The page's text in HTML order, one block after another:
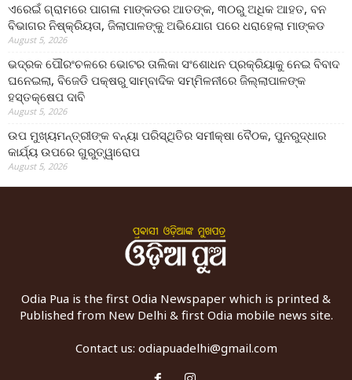
ଏରେଇଁ ଗ୍ରାମରେ ପାଗଳା ମାଙ୍କଡର ଆତଙ୍କ, ୩୦ରୁ ଅଧିକ ଆହତ, ବନ
ବିଭାଗର ନିଷ୍କ୍ରିୟତା, ଜିଲାପାଳଙ୍କୁ ଅଭିଯୋଗ ପରେ ଧରାହେଲା ମାଙ୍କଡ
August 5, 2026
ଭଦ୍ରକ ପୌରଂଚଳରେ ଭୋଟର ତାଲିକା ସଂଶୋଧନ ପ୍ରକ୍ରିୟାକୁ ନେଇ ବିବାଦ
ଘନେଇଲା, ବିଜେଡି ପକ୍ଷରୁ ସାମ୍ବାଦିକ ସମ୍ମିଳନୀରେ ଜିଲ୍ଲାପାଳଙ୍କ
ହସ୍ତକ୍ଷେପ ଦାବି
August 5, 2026
ଉପ ମୁଖ୍ୟମନ୍ତ୍ରୀଙ୍କ ବନ୍ୟା ପରିସ୍ଥିତିର ସମୀକ୍ଷା ବୈଠକ, ପୁନରୁଦ୍ଧାର
କାର୍ଯ୍ୟ ଉପରେ ଗୁରୁତ୍ୱାରୋପ
August 5, 2026
Odia Pua is the first Odia Newspaper which is printed &
Published from New Delhi & first Odia mobile news site.
Contact us: odiapuadelhi@gmail.com